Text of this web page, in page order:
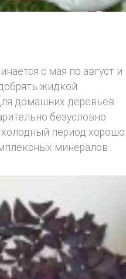
с мая по август и
жидкой
домашних деревьев
безусловно
период хорошо
минералов.